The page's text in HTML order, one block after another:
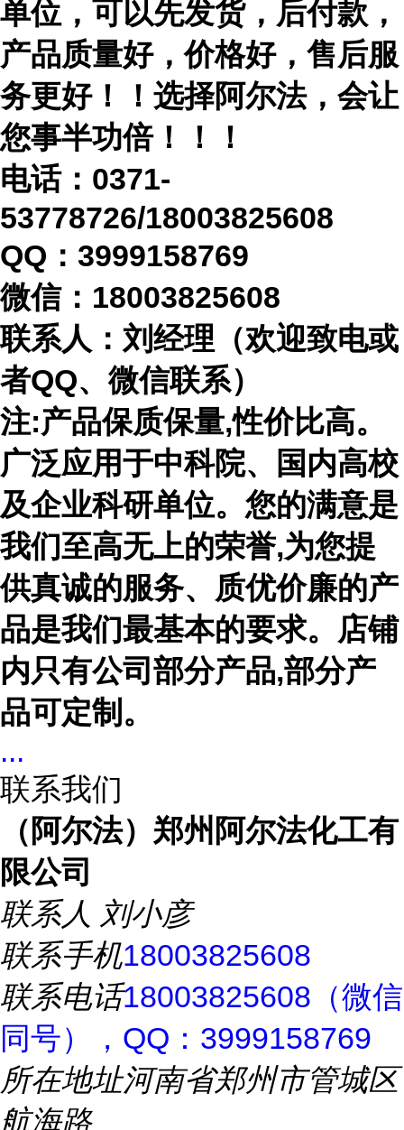
单位，可以先发货，后付款，
产品质量好，价格好，售后服
务更好！！选择阿尔法，会让
您事半功倍！！！
电话： 0371-
53778726/18003825608
QQ：3999158769
微信： 18003825608
联系人：刘经理（欢迎致电或
者QQ、微信联系）
注:产品保质保量,性价比高。
广泛应用于中科院、国内高校
及企业科研单位。您的满意是
我们至高无上的荣誉,为您提
供真诚的服务、质优价廉的产
品是我们最基本的要求。店铺
内只有公司部分产品,部分产
品可定制。
...
联系我们
（阿尔法）郑州阿尔法化工有
限公司
联系人 刘小彦
联系手机18003825608
联系电话18003825608（微信
同号），QQ：3999158769
所在地址河南省郑州市管城区
航海路